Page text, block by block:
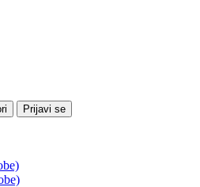
Prijavi se